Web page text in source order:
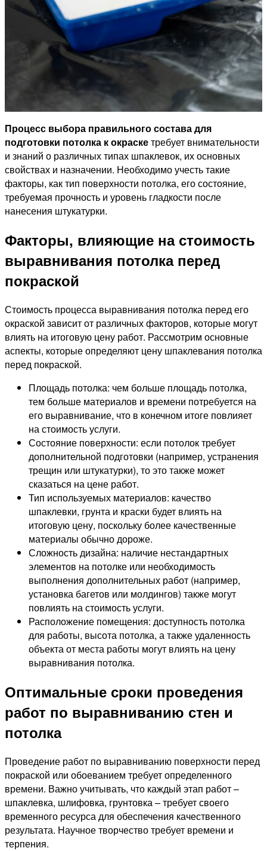
Процесс выбора правильного состава для
подготовки потолка к окраскетребует внимательности
и знаний о различных типах шпаклевок, их основных
свойствах и назначении. Необходимо учесть такие
факторы, как тип поверхности потолка, его состояние,
требуемая прочность и уровень гладкости после
нанесения штукатурки.
Факторы, влияющие на стоимость
выравнивания потолка перед
покраской
Стоимость процесса выравнивания потолка перед его
окраской зависит от различных факторов, которые могут
влиять на итоговую цену работ. Рассмотрим основные
аспекты, которые определяют цену шпаклевания потолка
перед покраской.
Площадь потолка: чем больше площадь потолка,
тем больше материалов и времени потребуется на
его выравнивание, что в конечном итоге повлияет
на стоимость услуги.
Состояние поверхности: если потолок требует
дополнительной подготовки (например, устранения
трещин или штукатурки), то это также может
сказаться на цене работ.
Тип используемых материалов: качество
шпаклевки, грунта и краски будет влиять на
итоговую цену, поскольку более качественные
материалы обычно дороже.
Сложность дизайна: наличие нестандартных
элементов на потолке или необходимость
выполнения дополнительных работ (например,
установка багетов или молдингов) также могут
повлиять на стоимость услуги.
Расположение помещения: доступность потолка
для работы, высота потолка, а также удаленность
объекта от места работы могут влиять на цену
выравнивания потолка.
Оптимальные сроки проведения
работ по выравниванию стен и
потолка
Проведение работ по выравниванию поверхности перед
покраской или обоеванием требует определенного
времени. Важно учитывать, что каждый этап работ –
шпаклевка, шлифовка, грунтовка – требует своего
временного ресурса для обеспечения качественного
результата. Научное творчество требует времени и
терпения.